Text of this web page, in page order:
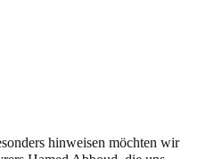
hinweisen möchten wir